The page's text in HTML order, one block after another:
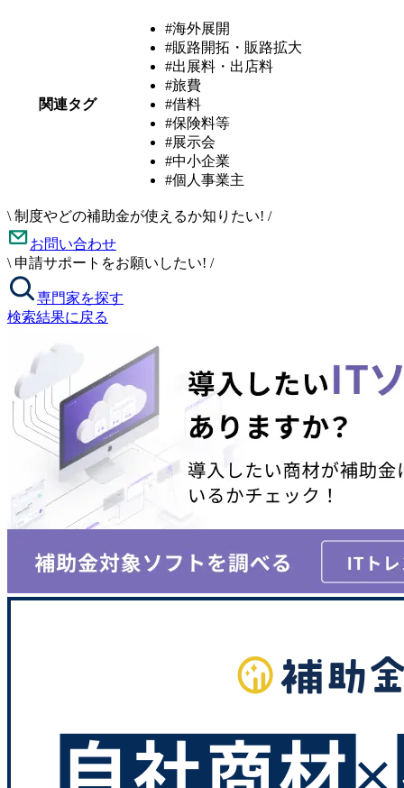
関連タグ
#海外展開
#販路開拓・販路拡大
#出展料・出店料
#旅費
#借料
#保険料等
#展示会
#中小企業
#個人事業主
\ 制度やどの補助金が使えるか知りたい! /
お問い合わせ
\ 申請サポートをお願いしたい! /
専門家を探す
検索結果に戻る